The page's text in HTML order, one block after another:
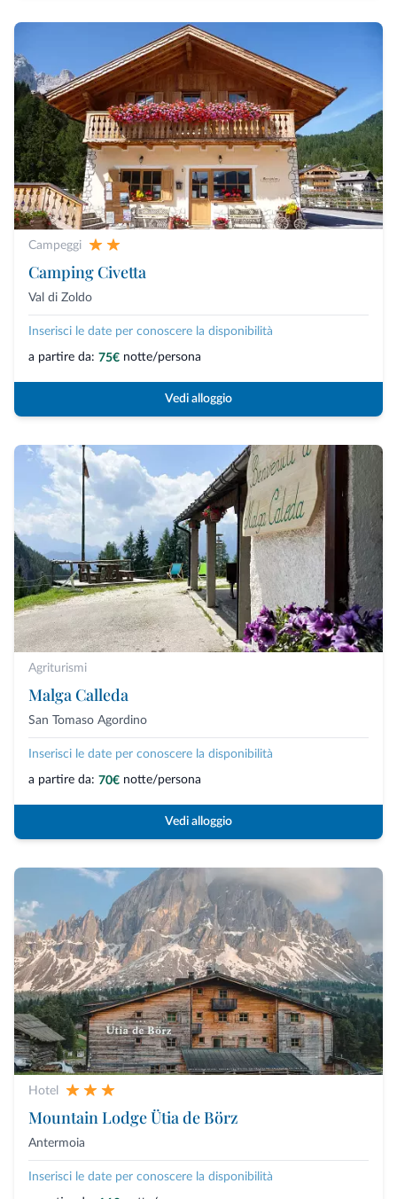
Campeggi
Camping Civetta
Val di Zoldo
Inserisci le date per conoscere la disponibilità
a partire da: 75€ notte/persona
Vedi alloggio
Agriturismi
Malga Calleda
San Tomaso Agordino
Inserisci le date per conoscere la disponibilità
a partire da: 70€ notte/persona
Vedi alloggio
Hotel
Mountain Lodge Ütia de Börz
Antermoia
Inserisci le date per conoscere la disponibilità